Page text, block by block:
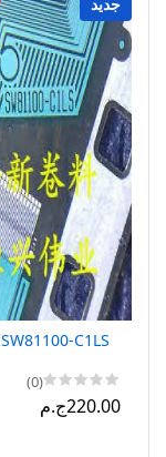
SW81100-C1LS
(0)
220.00ج.م